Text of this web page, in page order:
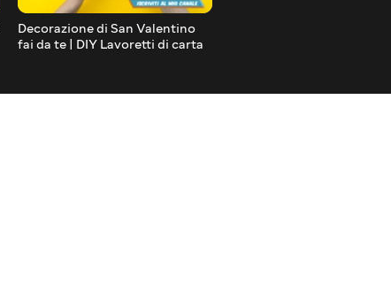
Decorazione di San Valentino
fai da te | DIY Lavoretti di carta